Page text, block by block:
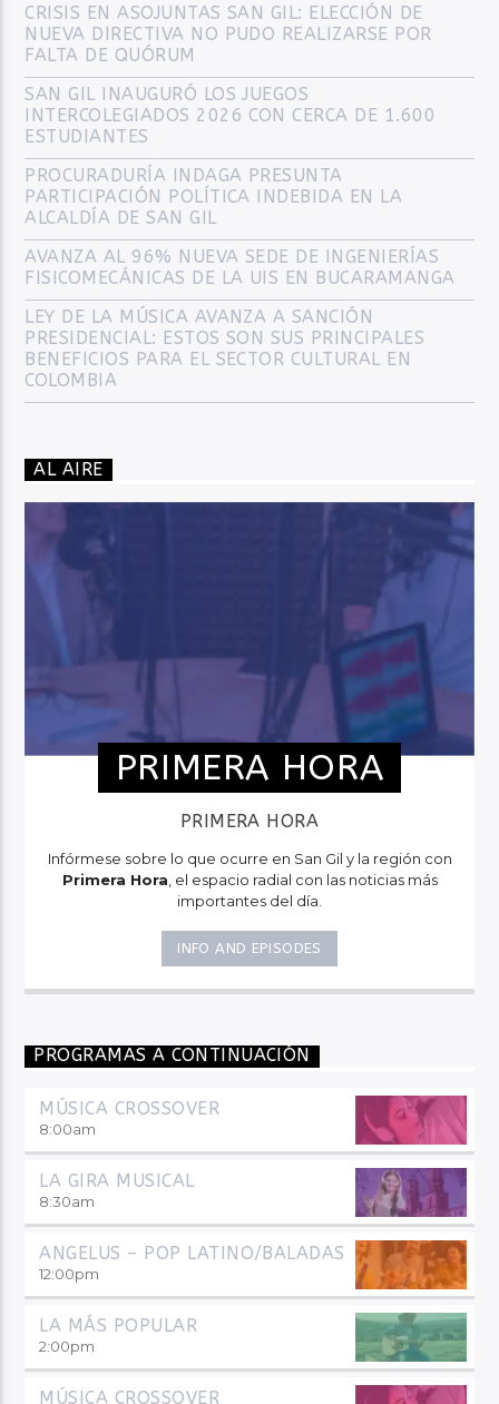
CRISIS EN ASOJUNTAS SAN GIL: ELECCIÓN DE
NUEVA DIRECTIVA NO PUDO REALIZARSE POR
FALTA DE QUÓRUM
SAN GIL INAUGURÓ LOS JUEGOS
INTERCOLEGIADOS 2026 CON CERCA DE 1.600
ESTUDIANTES
PROCURADURÍA INDAGA PRESUNTA
PARTICIPACIÓN POLÍTICA INDEBIDA EN LA
ALCALDÍA DE SAN GIL
AVANZA AL 96% NUEVA SEDE DE INGENIERÍAS
FISICOMECÁNICAS DE LA UIS EN BUCARAMANGA
LEY DE LA MÚSICA AVANZA A SANCIÓN
PRESIDENCIAL: ESTOS SON SUS PRINCIPALES
BENEFICIOS PARA EL SECTOR CULTURAL EN
COLOMBIA
AL AIRE
PRIMERA HORA
PRIMERA HORA
Infórmese sobre lo que ocurre en San Gil y la región con
Primera Hora , el espacio radial con las noticias más
importantes del día.
INFO AND EPISODES
PROGRAMAS A CONTINUACIÓN
MÚSICA CROSSOVER
8:00am
LA GIRA MUSICAL
8:30am
ANGELUS – POP LATINO/BALADAS
12:00pm
LA MÁS POPULAR
2:00pm
MÚSICA CROSSOVER